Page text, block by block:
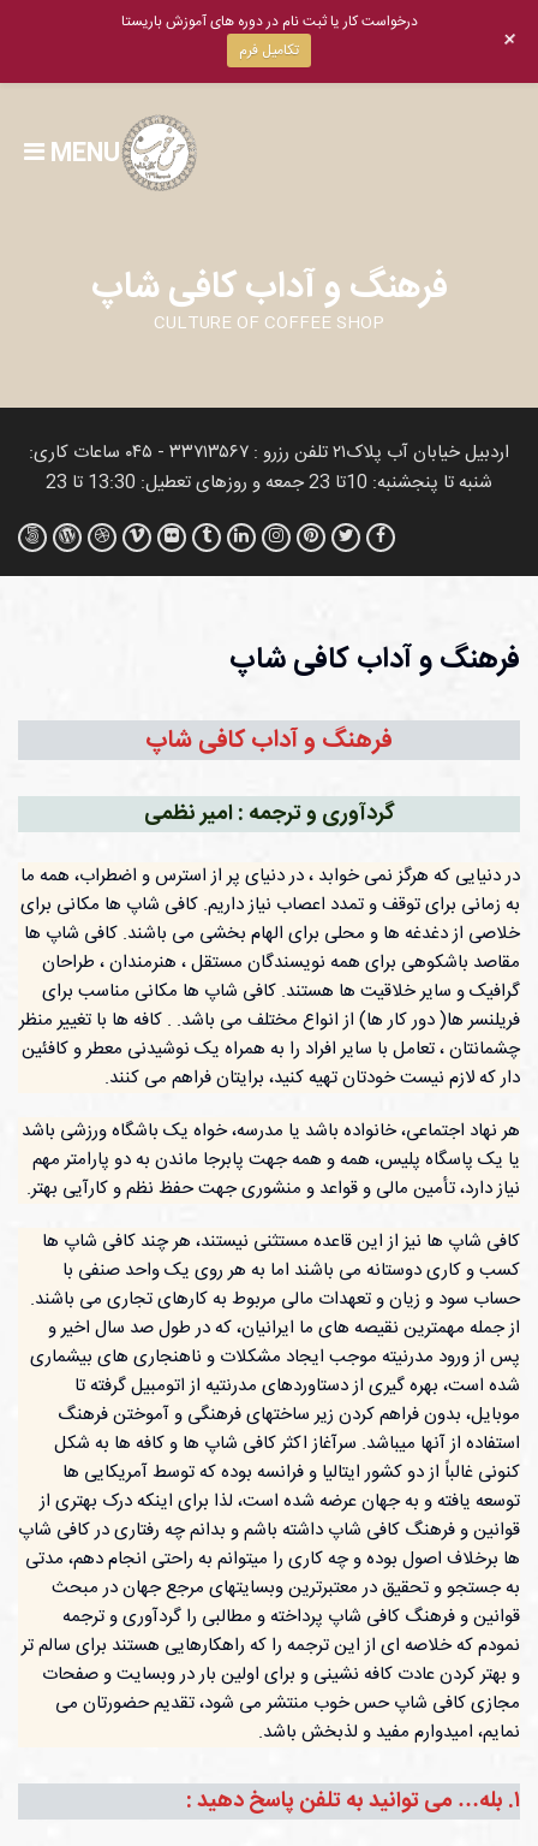
MENU
فرهنگ و آداب کافی شاپ
CULTURE OF COFFEE SHOP
اردبیل خیابان آب پلاک٢١ تلفن رزرو : ٣٣٧١٣۵۶٧ - ٠۴۵ ساعات کاری:
شنبه تا پنجشنبه: 10تا 23 جمعه و روزهای تعطیل: 13:30 تا 23
فرهنگ و آداب کافی شاپ
فرهنگ و آداب کافی شاپ
گردآوری و ترجمه : امیر نظمی
در دنیایی که هرگز نمی خوابد ، در دنیای پر از استرس و اضطراب، همه ما
به زمانی برای توقف و تمدد اعصاب نیاز داریم. کافی شاپ ها مکانی برای
خلاصی از دغدغه ها و محلی برای الهام بخشی می باشند. کافی شاپ ها
مقاصد باشکوهی برای همه نویسندگان مستقل ، هنرمندان ، طراحان
گرافیک و سایر خلاقیت ها هستند. کافی شاپ ها مکانی مناسب برای
فریلنسر ها( دور کار ها) از انواع مختلف می باشد. . کافه ها با تغییر منظر
چشمانتان ، تعامل با سایر افراد را به همراه یک نوشیدنی معطر و کافئین
دار که لازم نیست خودتان تهیه کنید، برایتان فراهم می کنند.
هر نهاد اجتماعی، خانواده باشد یا مدرسه، خواه یک باشگاه ورزشی باشد
یا یک پاسگاه پلیس، همه و همه جهت پابرجا ماندن به دو پارامتر مهم
نیاز دارد، تأمین مالی و قواعد و منشوری جهت حفظ نظم و کارآیی بهتر.
کافی شاپ ها نیز از این قاعده مستثنی نیستند، هر چند کافی شاپ ها
کسب و کاری دوستانه می باشند اما به هر روی یک واحد صنفی با
حساب سود و زیان و تعهدات مالی مربوط به کارهای تجاری می باشند.
از جمله مهمترین نقیصه های ما ایرانیان، که در طول صد سال اخیر و
پس از ورود مدرنیته موجب ایجاد مشکلات و ناهنجاری های بیشماری
شده است، بهره گیری از دستاوردهای مدرنتیه از اتومبیل گرفته تا
موبایل، بدون فراهم کردن زیر ساختهای فرهنگی و آموختن فرهنگ
استفاده از آنها میباشد. سرآغاز اکثر کافی شاپ ها و کافه ها به شکل
کنونی غالباً از دو کشور ایتالیا و فرانسه بوده که توسط آمریکایی ها
توسعه یافته و به جهان عرضه شده است، لذا برای اینکه درک بهتری از
قوانین و فرهنگ کافی شاپ داشته باشم و بدانم چه رفتاری در کافی شاپ
ها برخلاف اصول بوده و چه کاری را میتوانم به راحتی انجام دهم، مدتی
به جستجو و تحقیق در معتبرترین وبسایتهای مرجع جهان در مبحث
قوانین و فرهنگ کافی شاپ پرداخته و مطالبی را گردآوری و ترجمه
نمودم که خلاصه ای از این ترجمه را که راهکارهایی هستند برای سالم تر
و بهتر کردن عادت کافه نشینی و برای اولین بار در وبسایت و صفحات
مجازی کافی شاپ حس خوب منتشر می شود، تقدیم حضورتان می
نمایم، امیدوارم مفید و لذبخش باشد.
١. بله… می توانید به تلفن پاسخ دهید :
درخواست کار یا ثبت نام در دوره های آموزش باریستا
تکامیل فرم
+